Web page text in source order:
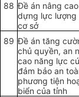
88 Đề án nâng
dựng lực lượng
cơ sở
89 Đề án tăng
chủ quyền, an
cao năng lực
đảm bảo an
phương tiện
biển của tỉnh